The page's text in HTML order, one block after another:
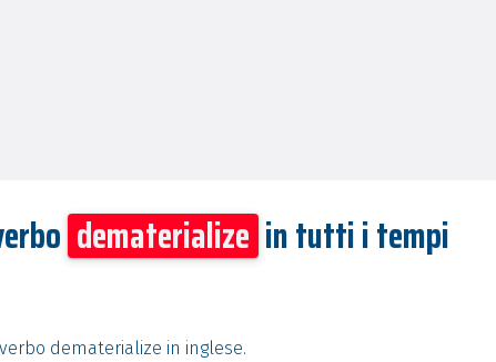
dematerialize in tutti i tempi
dematerialize in inglese.